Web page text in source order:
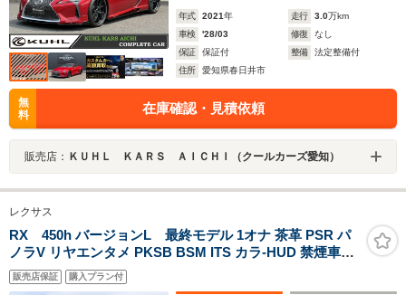
年式 2021年 走行 3.0万km
車検
'28/03 修復
なし
保証
保証付 整備
法定整備付
住所
愛知県春日井市
無
料
在庫確認・見積依頼
販売店： ＫＵＨＬ ＫＡＲＳ ＡＩＣＨＩ（クールカーズ愛知）
レクサス
RX 450h バージョンL 最終モデル 1オナ 茶革 PSR パ
ノラV リヤエンタメ PKSB BSM ITS カラ-HUD 禁煙車
TVジャンパ 後席電動&ヒータ AC100W ルーフR TZDレコ
3眼LED OP20AW
販売店保証 購入プラン付